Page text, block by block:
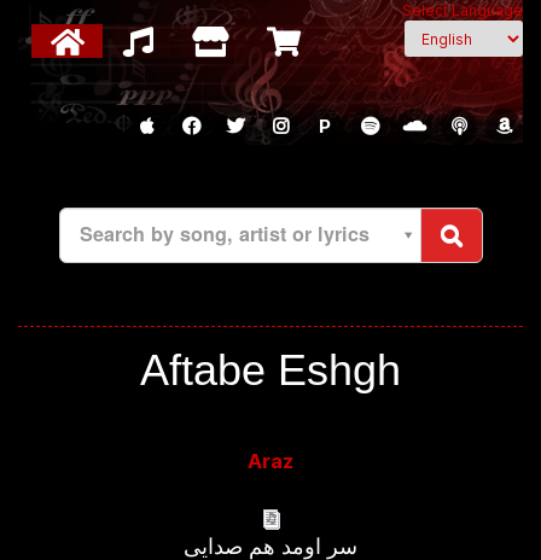
Select Language
P
Search by song, artist or lyrics
Aftabe Eshgh
Araz
سر اومد هم صدایی